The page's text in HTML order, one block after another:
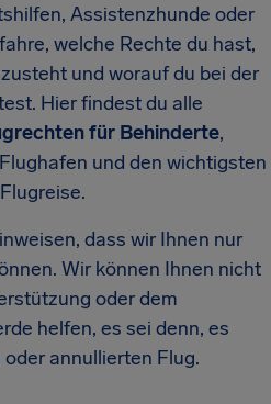
Assistenzhunde oder
welche Rechte du hast,
und worauf du bei der
Hier findest du alle
für Behinderte,
und den wichtigsten
dass wir Ihnen nur
Wir können Ihnen nicht
oder dem
helfen, es sei denn, es
annullierten Flug.